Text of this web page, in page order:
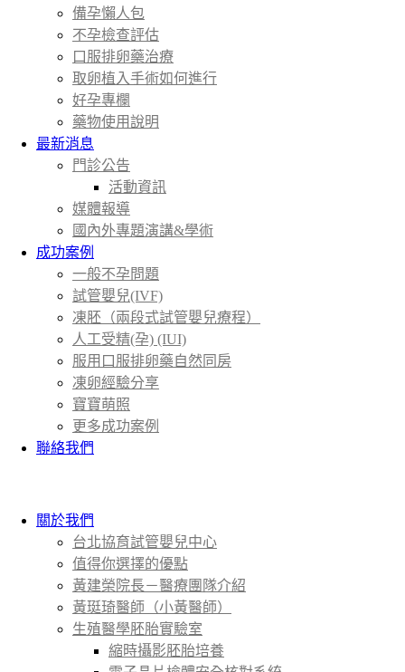
備孕懶人包
不孕檢查評估
口服排卵藥治療
取卵植入手術如何進行
好孕專欄
藥物使用說明
最新消息
門診公告
活動資訊
媒體報導
國內外專題演講&學術
成功案例
一般不孕問題
試管嬰兒(IVF)
凍胚（兩段式試管嬰兒療程）
人工受精(孕) (IUI)
服用口服排卵藥自然同房
凍卵經驗分享
寶寶萌照
更多成功案例
聯絡我們
關於我們
台北協育試管嬰兒中心
值得你選擇的優點
黃建榮院長－醫療團隊介紹
黃珽琦醫師（小黃醫師）
生殖醫學胚胎實驗室
縮時攝影胚胎培養